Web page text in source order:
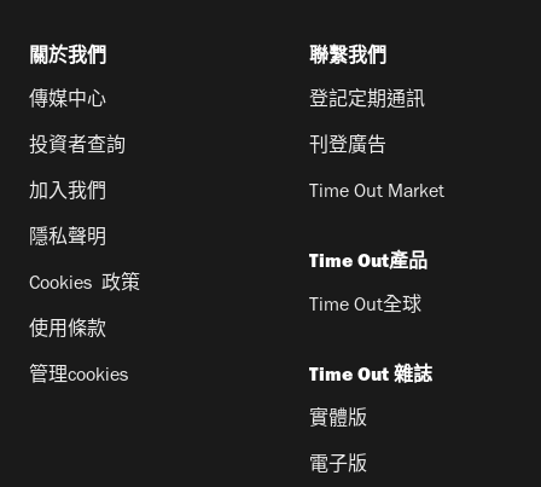
關於我們
傳媒中心
投資者查詢
加入我們
隱私聲明
Cookies 政策
使用條款
管理cookies
聯繫我們
登記定期通訊
刊登廣告
Time Out Market
Time Out產品
Time Out全球
Time Out 雜誌
實體版
電子版